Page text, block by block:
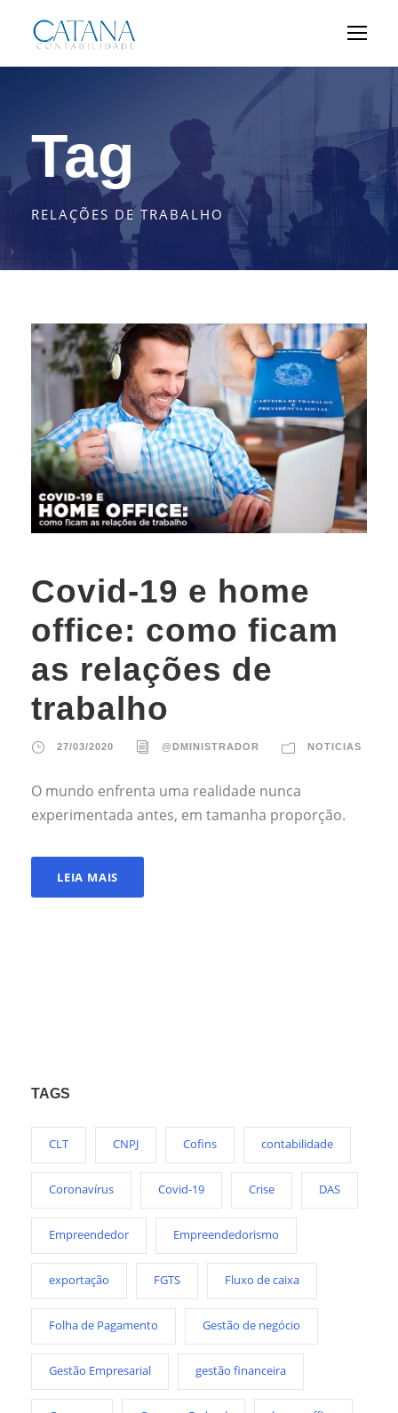
Tag
RELAÇÕES DE TRABALHO
Covid-19 e home
office: como ficam
as relações de
trabalho
27/03/2020 @DMINISTRADOR NOTICIAS
O mundo enfrenta uma realidade nunca
experimentada antes, em tamanha proporção.
LEIA MAIS
TAGS
CLT CNPJ Cofins contabilidade
Coronavírus Covid-19 Crise DAS
Empreendedor Empreendedorismo
exportação FGTS Fluxo de caixa
Folha de Pagamento Gestão de negócio
Gestão Empresarial gestão financeira